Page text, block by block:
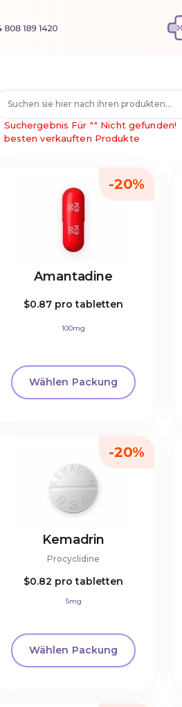
Suchergebnis Für "" Nicht gefunden!
besten verkauften Produkte
Amantadine
$0.87 pro tabletten
100mg
Wählen Packung
-20%
Kemadrin
Procyclidine
$0.82 pro tabletten
5mg
Wählen Packung
-20%